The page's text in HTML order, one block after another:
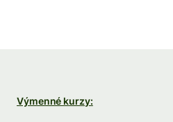
Výmenné kurzy: